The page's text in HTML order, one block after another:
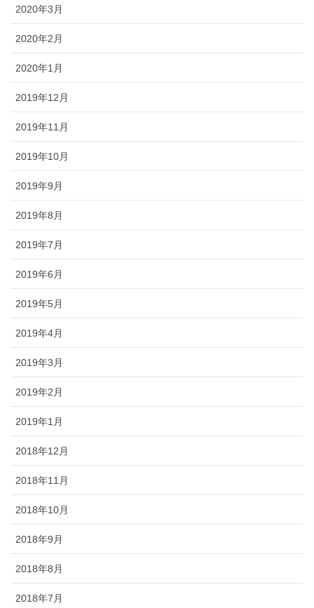
2020年3月
2020年2月
2020年1月
2019年12月
2019年11月
2019年10月
2019年9月
2019年8月
2019年7月
2019年6月
2019年5月
2019年4月
2019年3月
2019年2月
2019年1月
2018年12月
2018年11月
2018年10月
2018年9月
2018年8月
2018年7月